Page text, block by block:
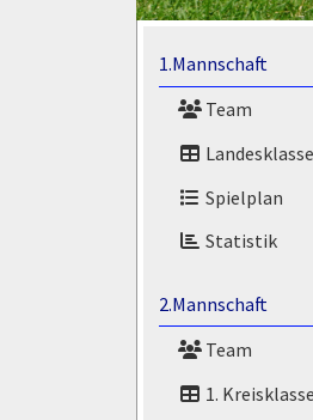
1.Mannschaft
Team
Spielplan
Statistik
2.Mannschaft
Team
1.